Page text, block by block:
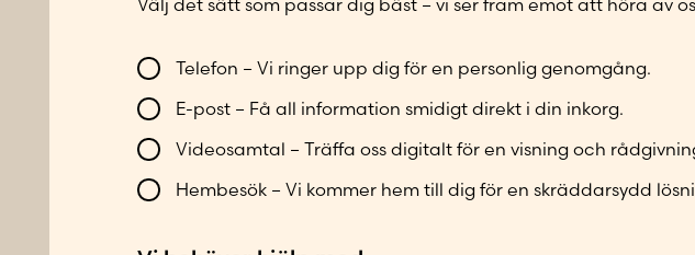
ä
l
j
t
V
l
l
b
l
Telefon – Vi ringer upp dig för en personlig genomgång.
E-post – Få all information smidigt direkt i din inkorg.
Videosamtal – Träffa oss digitalt för en visning och
Hembesök – Vi kommer hem till dig för en skräddarsydd